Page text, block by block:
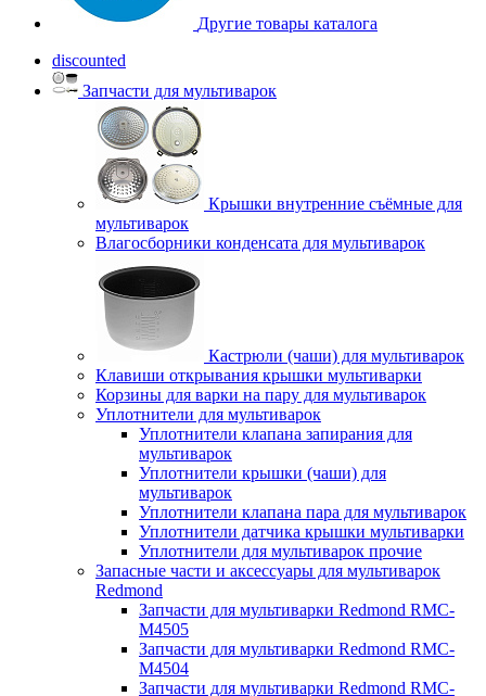
Другие товары каталога
discounted
Запчасти для мультиварок
Крышки внутренние съёмные для
мультиварок
Влагосборники конденсата для мультиварок
Кастрюли (чаши) для мультиварок
Клавиши открывания крышки мультиварки
Корзины для варки на пару для мультиварок
Уплотнители для мультиварок
Уплотнители клапана запирания для
мультиварок
Уплотнители крышки (чаши) для
мультиварок
Уплотнители клапана пара для мультиварок
Уплотнители датчика крышки мультиварки
Уплотнители для мультиварок прочие
Запасные части и аксессуары для мультиварок
Redmond
Запчасти для мультиварки Redmond RMC-
M4505
Запчасти для мультиварки Redmond RMC-
M4504
Запчасти для мультиварки Redmond RMC-